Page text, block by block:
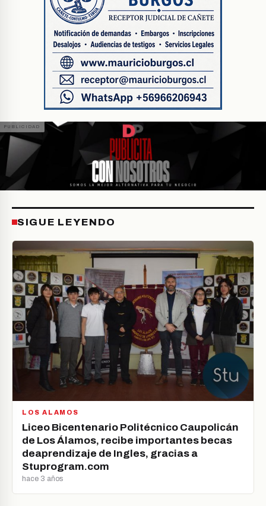
SIGUE LEYENDO
LOS ALAMOS
Liceo Bicentenario Politécnico Caupolicán
de Los Álamos, recibe importantes becas
deaprendizaje de Ingles, gracias a
Stuprogram.com
hace 3 años